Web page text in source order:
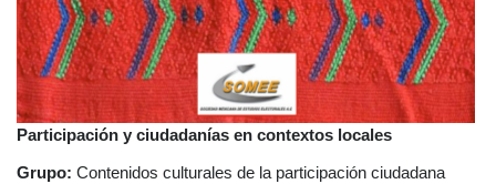
Participación y ciudadanías en contextos locales
Grupo: Contenidos culturales de la participación ciudadana